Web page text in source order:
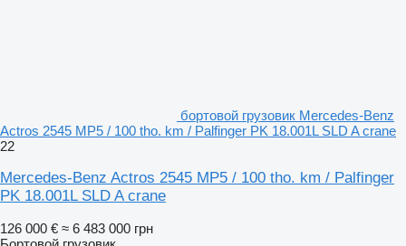
бортовой грузовик Mercedes-Benz
Actros 2545 MP5 / 100 tho. km / Palfinger PK 18.001L SLD A crane
22
Mercedes-Benz Actros 2545 MP5 / 100 tho. km / Palfinger
PK 18.001L SLD A crane
126 000 € ≈ 6 483 000 грн